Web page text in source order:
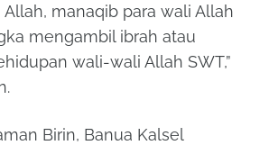
Allah, manaqib para wali Allah
mengambil ibrah atau
wali-wali Allah SWT,”
Birin, Banua Kalsel